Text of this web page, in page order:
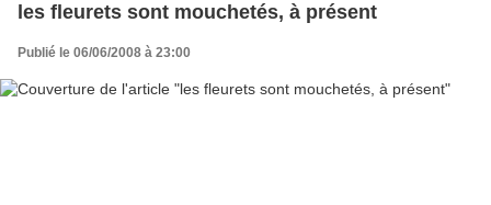
les fleurets sont mouchetés, à présent
Publié le 06/06/2008 à 23:00